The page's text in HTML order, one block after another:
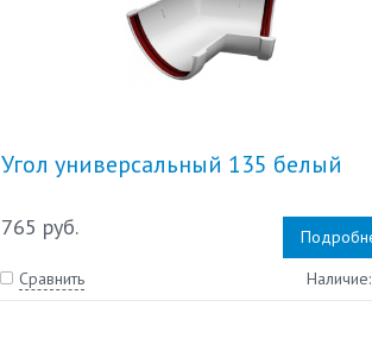
Угол универсальный 135 белый
765 руб.
Сравнить
Наличие: